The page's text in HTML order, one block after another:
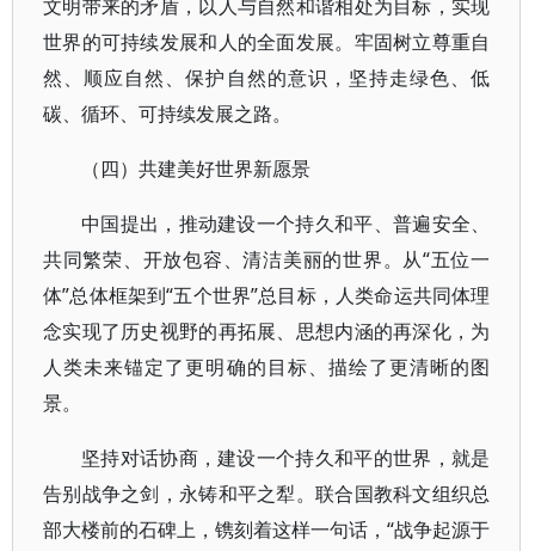
文明带来的矛盾，以人与自然和谐相处为目标，实现
世界的可持续发展和人的全面发展。牢固树立尊重自
然、顺应自然、保护自然的意识，坚持走绿色、低
碳、循环、可持续发展之路。
（四）共建美好世界新愿景
中国提出，推动建设一个持久和平、普遍安全、
共同繁荣、开放包容、清洁美丽的世界。从“五位一
体”总体框架到“五个世界”总目标，人类命运共同体理
念实现了历史视野的再拓展、思想内涵的再深化，为
人类未来锚定了更明确的目标、描绘了更清晰的图
景。
坚持对话协商，建设一个持久和平的世界，就是
告别战争之剑，永铸和平之犁。联合国教科文组织总
部大楼前的石碑上，镌刻着这样一句话，“战争起源于